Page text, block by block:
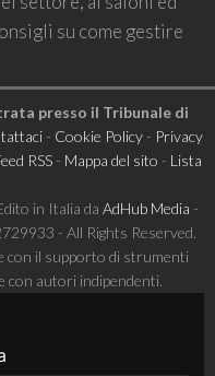
su come gestire
presso il Tribunale di
- Cookie Policy- Privacy
RSS- Mappa del sito - Lista
in Italia da AdHub Media -
- All Rights Reserved.
con il supporto di strumenti
con autori indipendenti.